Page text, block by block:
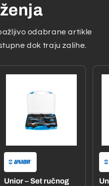
odabrane artikle
dok traju zalihe.
Unior – Set ručnog